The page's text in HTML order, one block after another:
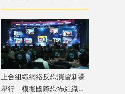
世盃挫英格蘭
上合組織網絡反恐演習新疆
舉行 模擬國際恐怖組織策